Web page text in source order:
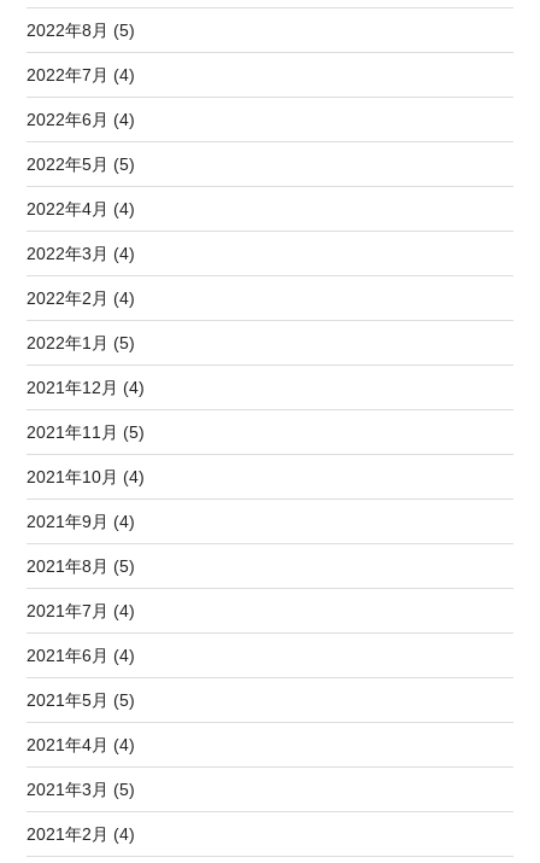
2022年8月 (5)
2022年7月 (4)
2022年6月 (4)
2022年5月 (5)
2022年4月 (4)
2022年3月 (4)
2022年2月 (4)
2022年1月 (5)
2021年12月 (4)
2021年11月 (5)
2021年10月 (4)
2021年9月 (4)
2021年8月 (5)
2021年7月 (4)
2021年6月 (4)
2021年5月 (5)
2021年4月 (4)
2021年3月 (5)
2021年2月 (4)